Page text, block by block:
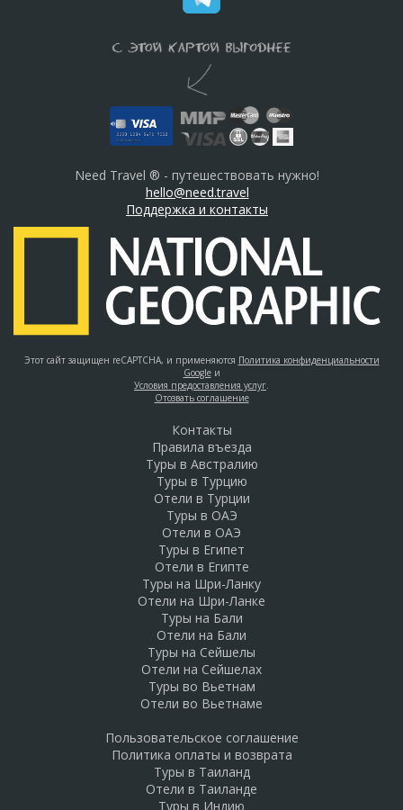
Need Travel ® - путешествовать нужно!
hello@need.travel
Поддержка и контакты
Этот сайт защищен reCAPTCHA, и применяются Политика конфиденциальности
Googleи
Условия предоставления услуг.
Отозвать соглашение
Контакты
Правила въезда
Туры в Австралию
Туры в Турцию
Отели в Турции
Туры в ОАЭ
Отели в ОАЭ
Туры в Египет
Отели в Египте
Туры на Шри-Ланку
Отели на Шри-Ланке
Туры на Бали
Отели на Бали
Туры на Сейшелы
Отели на Сейшелах
Туры во Вьетнам
Отели во Вьетнаме
Пользовательское соглашение
Политика оплаты и возврата
Туры в Таиланд
Отели в Таиланде
Туры в Индию